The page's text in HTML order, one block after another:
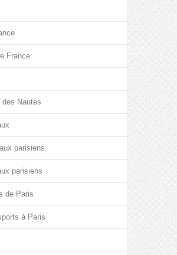
France
des Nautes
parisiens
parisiens
de Paris
à Paris